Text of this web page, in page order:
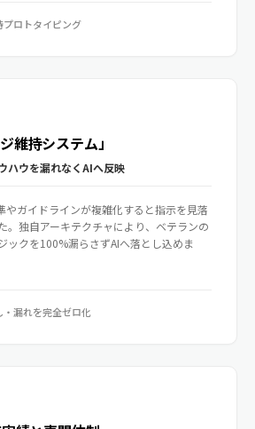
ロトタイピング
維持システム」
ハウを漏れなくAIへ反映
やガイドラインが複雑化すると指示を見落
。独自アーキテクチャにより、ベテランの
ックを100%漏らさずAIへ落とし込めま
漏れを完全ゼロ化